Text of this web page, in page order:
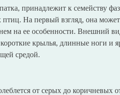
принадлежит к семейству
На первый взгляд, она
на ее особенности. Внешний
короткие крылья, длинные ноги и
средой.
от серых до коричневых